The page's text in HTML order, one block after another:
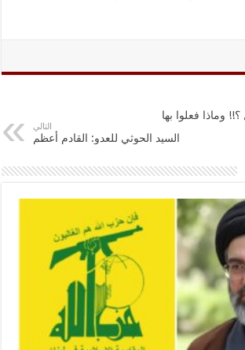
وماذا فعلوا بها
التالي
السيد الحوثي للعدو: القادم أعظم